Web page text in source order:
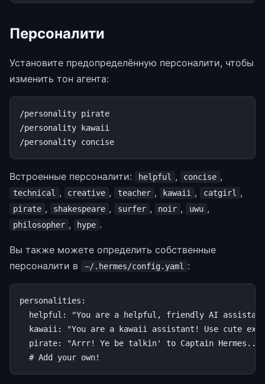
Персоналити
Установите предопределённую персоналити, чтобы
изменить тон агента:
/personality pirate
/personality kawaii
Встроенные персоналити: helpful , concise ,
technical , creative , teacher , kawaii , catgirl ,
pirate , shakespeare , surfer , noir , uwu ,
philosopher , hype .
Вы также можете определить собственные
персоналити в
~/.hermes/config.yaml :
personalities :
helpful : "You are a helpful, friendly AI
kawaii : "You are a kawaii assistant! Use cute
pirate: "Arrr! Ye be talkin' to Captain Hermes..."
# Add your own!